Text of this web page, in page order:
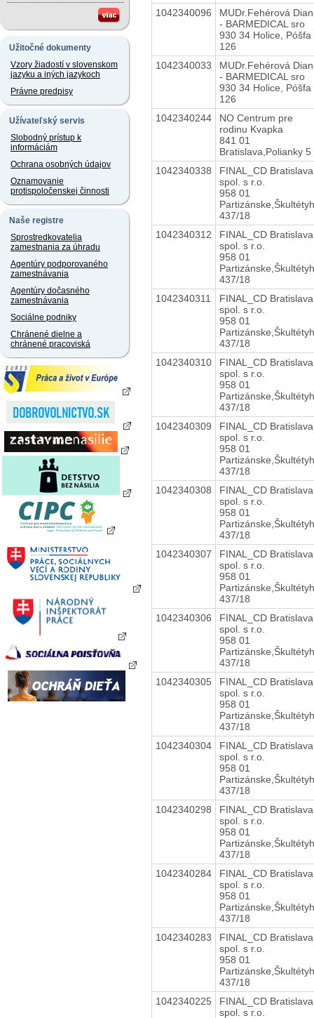
Užitočné dokumenty
Vzory žiadostí v slovenskom
jazyku a iných jazykoch
Právne predpisy
Užívateľský servis
Slobodný prístup k
informáciám
Ochrana osobných údajov
Oznamovanie
protispoločenskej činnosti
Naše registre
Sprostredkovatelia
zamestnania za úhradu
Agentúry podporovaného
zamestnávania
Agentúry dočasného
zamestnávania
Sociálne podniky
Chránené dielne a
chránené pracoviská
1042340096
MUDr.Fehérová
- BARMEDICAL sro
930 34 Holice, Póšfa
126
1042340033
MUDr.Fehérová
- BARMEDICAL sro
930 34 Holice, Póšfa
126
1042340244
NO Centrum pre
rodinu Kvapka
841 01
Bratislava,Polianky 5
1042340338
FINAL_CD Bratislava
spol. s r.o.
958 01
437/18
1042340312
FINAL_CD Bratislava
spol. s r.o.
958 01
437/18
1042340311
FINAL_CD Bratislava
spol. s r.o.
958 01
437/18
1042340310
FINAL_CD Bratislava
spol. s r.o.
958 01
437/18
1042340309
FINAL_CD Bratislava
spol. s r.o.
958 01
437/18
1042340308
FINAL_CD Bratislava
spol. s r.o.
958 01
437/18
1042340307
FINAL_CD Bratislava
spol. s r.o.
958 01
437/18
1042340306
FINAL_CD Bratislava
spol. s r.o.
958 01
437/18
1042340305
FINAL_CD Bratislava
spol. s r.o.
958 01
437/18
1042340304
FINAL_CD Bratislava
spol. s r.o.
958 01
437/18
1042340298
FINAL_CD Bratislava
spol. s r.o.
958 01
437/18
1042340284
FINAL_CD Bratislava
spol. s r.o.
958 01
437/18
1042340283
FINAL_CD Bratislava
spol. s r.o.
958 01
437/18
1042340225
FINAL_CD Bratislava
spol. s r.o.